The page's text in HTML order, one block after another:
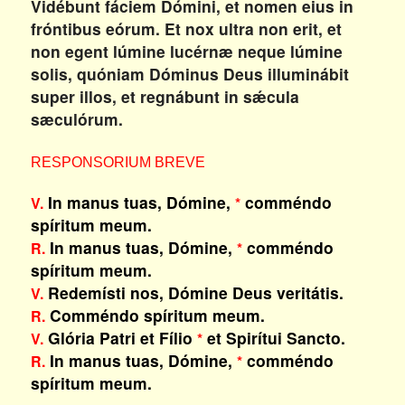
Vidébunt fáciem Dómini, et nomen eius in
fróntibus eórum. Et nox ultra non erit, et
non egent lúmine lucérnæ neque lúmine
solis, quóniam Dóminus Deus illuminábit
super illos, et regnábunt in sǽcula
sæculórum.
RESPONSORIUM BREVE
V.In manus tuas, Dómine, *comméndo
spíritum meum.
R.In manus tuas, Dómine, *comméndo
spíritum meum.
V.Redemísti nos, Dómine Deus veritátis.
R.Comméndo spíritum meum.
V.Glória Patri et Fílio *et Spirítui Sancto.
R.In manus tuas, Dómine, *comméndo
spíritum meum.